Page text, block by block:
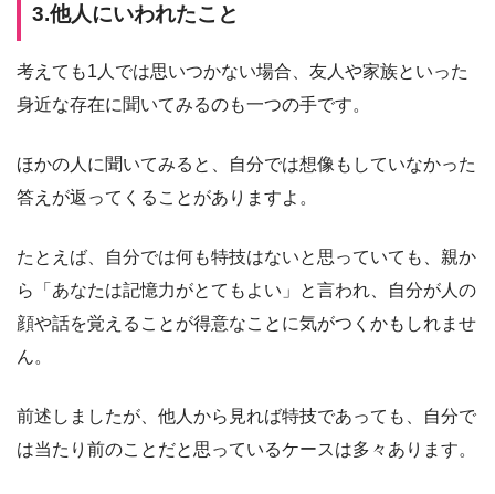
3.他人にいわれたこと
考えても1人では思いつかない場合、友人や家族といった
身近な存在に聞いてみるのも一つの手です。
ほかの人に聞いてみると、自分では想像もしていなかった
答えが返ってくることがありますよ。
たとえば、自分では何も特技はないと思っていても、親か
ら「あなたは記憶力がとてもよい」と言われ、自分が人の
顔や話を覚えることが得意なことに気がつくかもしれませ
ん。
前述しましたが、他人から見れば特技であっても、自分で
は当たり前のことだと思っているケースは多々あります。